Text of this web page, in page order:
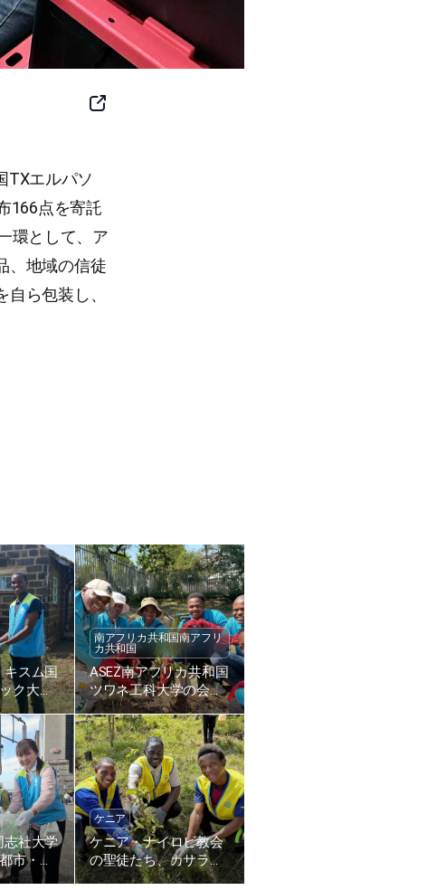
SNS
TXエルパソ
166点を寄託
環として、ア
、地域の信徒
ら包装し、
キスム国
ク大学
アの道
化活動
南アフリカ共和国南アフリ
カ共和国
ASEZ南アフリカ共和国
ツワネ工科大学の会員
たち、植樹
志社大学
市・五
路美化
ケニア
ケニア・ナイロビ教会
の聖徒たち、カサラニ
小学校に200本の木を